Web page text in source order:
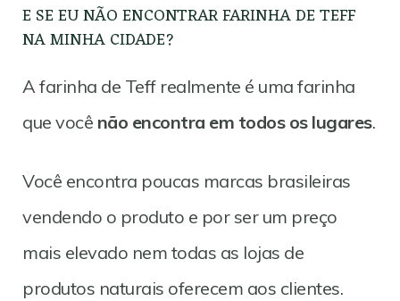
E SE EU NÃO ENCONTRAR FARINHA DE TEFF
NA MINHA CIDADE?
A farinha de Teff realmente é uma farinha
que você não encontra em todos os lugares.
Você encontra poucas marcas brasileiras
vendendo o produto e por ser um preço
mais elevado nem todas as lojas de
produtos naturais oferecem aos clientes.